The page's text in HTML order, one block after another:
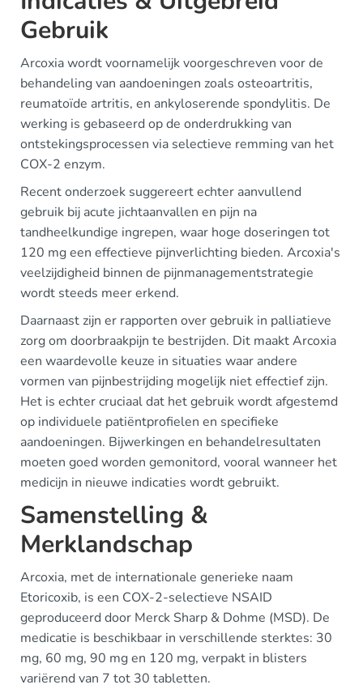
Gebruik
Arcoxia wordt voornamelijk voorgeschreven voor de
behandeling van aandoeningen zoals osteoartritis,
reumatoïde artritis, en ankyloserende spondylitis. De
werking is gebaseerd op de onderdrukking van
ontstekingsprocessen via selectieve remming van het
COX-2 enzym.
Recent onderzoek suggereert echter aanvullend
gebruik bij acute jichtaanvallen en pijn na
tandheelkundige ingrepen, waar hoge doseringen tot
120 mg een effectieve pijnverlichting bieden. Arcoxia's
veelzijdigheid binnen de pijnmanagementstrategie
wordt steeds meer erkend.
Daarnaast zijn er rapporten over gebruik in palliatieve
zorg om doorbraakpijn te bestrijden. Dit maakt Arcoxia
een waardevolle keuze in situaties waar andere
vormen van pijnbestrijding mogelijk niet effectief zijn.
Het is echter cruciaal dat het gebruik wordt afgestemd
op individuele patiëntprofielen en specifieke
aandoeningen. Bijwerkingen en behandelresultaten
moeten goed worden gemonitord, vooral wanneer het
medicijn in nieuwe indicaties wordt gebruikt.
Samenstelling &
Merklandschap
Arcoxia, met de internationale generieke naam
Etoricoxib, is een COX-2-selectieve NSAID
geproduceerd door Merck Sharp & Dohme (MSD). De
medicatie is beschikbaar in verschillende sterktes: 30
mg, 60 mg, 90 mg en 120 mg, verpakt in blisters
variërend van 7 tot 30 tabletten.